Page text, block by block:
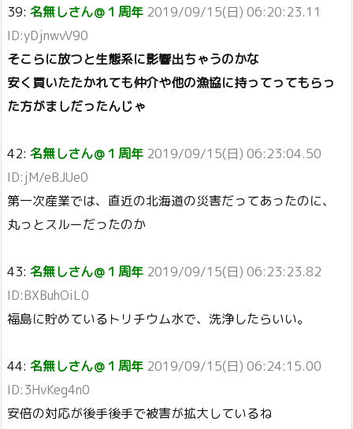
39: 名無しさん＠１周年 2019/09/15(日) 06:20:23.11
ID:yDjnwvV90
そこらに放つと生態系に影響出ちゃうのかな
安く買いたたかれても仲介や他の漁協に持ってってもらっ
た方がましだったんじゃ
42: 名無しさん＠１周年 2019/09/15(日) 06:23:04.50
ID:jM/eBJUe0
第一次産業では、直近の北海道の災害だってあったのに、
丸っとスルーだったのか
43: 名無しさん＠１周年 2019/09/15(日) 06:23:23.82
ID:BXBuhOiL0
福島に貯めているトリチウム水で、洗浄したらいい。
44: 名無しさん＠１周年 2019/09/15(日) 06:24:15.00
ID:3HvKeg4n0
安倍の対応が後手後手で被害が拡大しているね